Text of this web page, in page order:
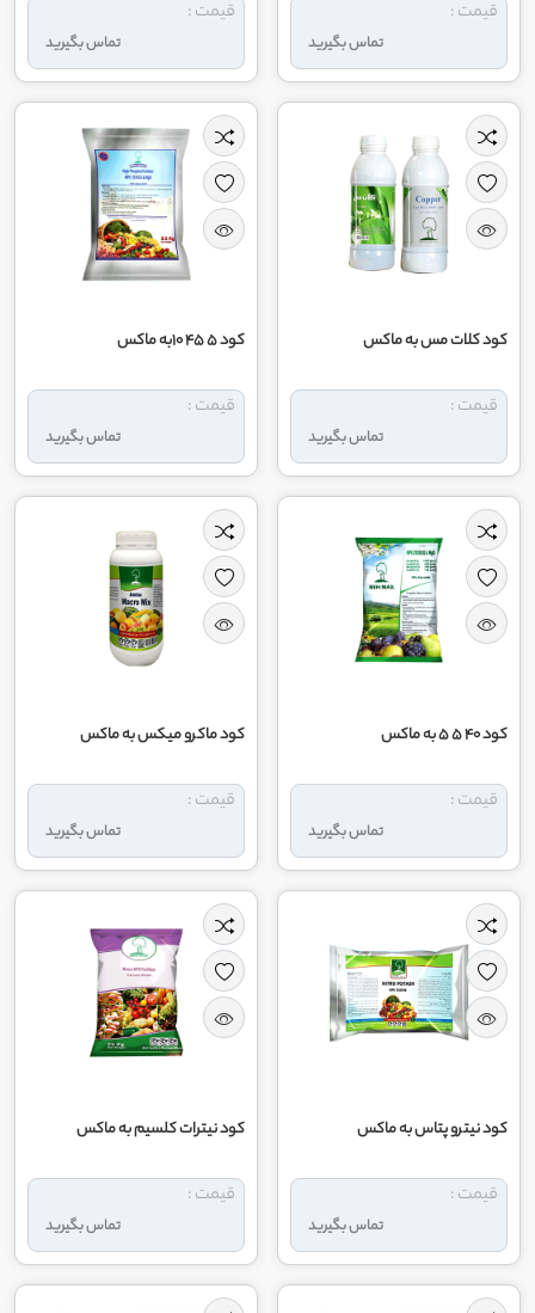
تماس بگیرید
قیمت :
تماس بگیرید
قیمت :
کود کلات مس به ماکس
تماس بگیرید
قیمت :
کود 5 45 10به ماکس
تماس بگیرید
قیمت :
کود 40 5 5 به ماکس
تماس بگیرید
قیمت :
کود ماکرو میکس به ماکس
تماس بگیرید
قیمت :
کود نیترو پتاس به ماکس
تماس بگیرید
قیمت :
کود نیترات کلسیم به ماکس
تماس بگیرید
قیمت :